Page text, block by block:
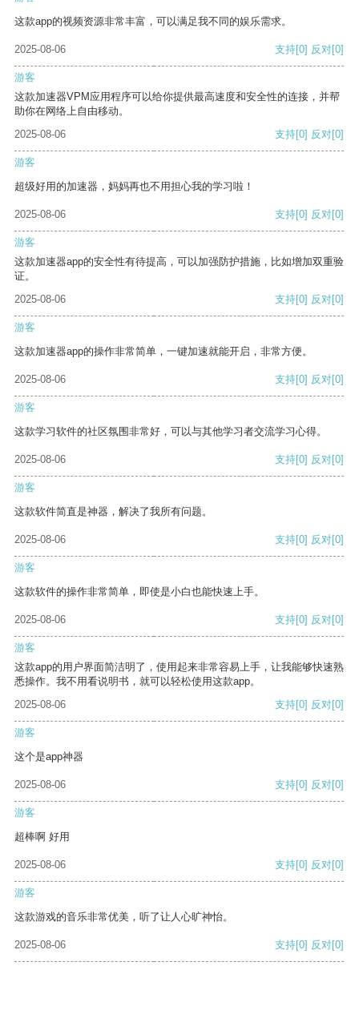
这款app的视频资源非常丰富，可以满足我不同的娱乐需求。
2025-08-06 支持[0] 反对[0]
游客
这款加速器VPM应用程序可以给你提供最高速度和安全性的连接，并帮
助你在网络上自由移动。
2025-08-06
支持[0] 反对[0]
游客
超级好用的加速器，妈妈再也不用担心我的学习啦！
2025-08-06 支持[0] 反对[0]
游客
这款加速器app的安全性有待提高，可以加强防护措施，比如增加双重验
证。
2025-08-06
支持[0] 反对[0]
游客
这款加速器app的操作非常简单，一键加速就能开启，非常方便。
2025-08-06 支持[0] 反对[0]
游客
这款学习软件的社区氛围非常好，可以与其他学习者交流学习心得。
2025-08-06 支持[0] 反对[0]
游客
这款软件简直是神器，解决了我所有问题。
2025-08-06 支持[0] 反对[0]
游客
这款软件的操作非常简单，即使是小白也能快速上手。
2025-08-06 支持[0] 反对[0]
游客
这款app的用户界面简洁明了，使用起来非常容易上手，让我能够快速熟
悉操作。我不用看说明书，就可以轻松使用这款app。
2025-08-06
支持[0] 反对[0]
游客
这个是app神器
2025-08-06 支持[0] 反对[0]
游客
超棒啊 好用
2025-08-06 支持[0] 反对[0]
游客
这款游戏的音乐非常优美，听了让人心旷神怡。
2025-08-06 支持[0] 反对[0]